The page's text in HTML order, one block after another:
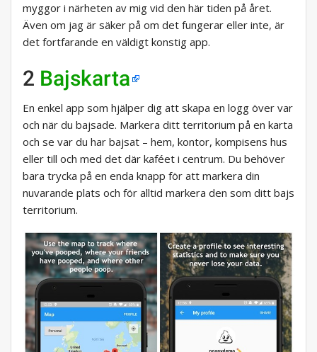
myggor i närheten av mig vid den här tiden på året.
Även om jag är säker på om det fungerar eller inte, är
det fortfarande en väldigt konstig app.
2 Bajskarta
En enkel app som hjälper dig att skapa en logg över var
och när du bajsade. Markera ditt territorium på en karta
och se var du har bajsat – hem, kontor, kompisens hus
eller till och med det där kaféet i centrum. Du behöver
bara trycka på en enda knapp för att markera din
nuvarande plats och för alltid markera den som ditt bajs
territorium.